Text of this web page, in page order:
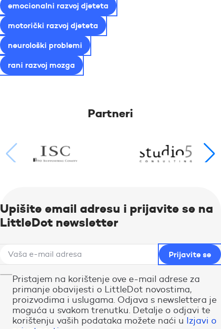
emocionalni razvoj djeteta
motorički razvoj djeteta
neurološki problemi
rani razvoj mozga
Partneri
Upišite email adresu i prijavite se na
LittleDot newsletter
Pristajem na korištenje ove e-mail adrese za
primanje obavijesti o LittleDot novostima,
proizvodima i uslugama. Odjava s newslettera je
moguća u svakom trenutku. Detalje o odjavi te
korištenju vaših podataka možete naći u Izjavi o